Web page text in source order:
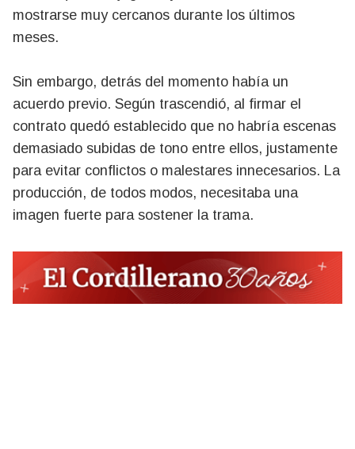
mostrarse muy cercanos durante los últimos
meses.
Sin embargo, detrás del momento había un
acuerdo previo. Según trascendió, al firmar el
contrato quedó establecido que no habría escenas
demasiado subidas de tono entre ellos, justamente
para evitar conflictos o malestares innecesarios. La
producción, de todos modos, necesitaba una
imagen fuerte para sostener la trama.